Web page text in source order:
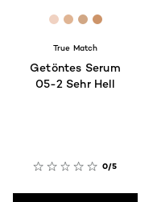
available[Color]:
[Color]:
[Color]:
[Color]:
True Match
Getöntes Serum
05-2 Sehr Hell
0/5